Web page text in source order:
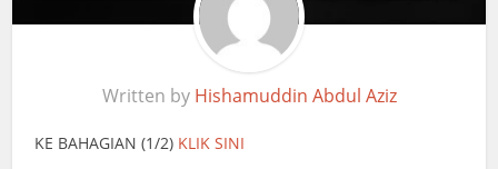
Written by Hishamuddin Abdul Aziz
KE BAHAGIAN (1/2) KLIK SINI